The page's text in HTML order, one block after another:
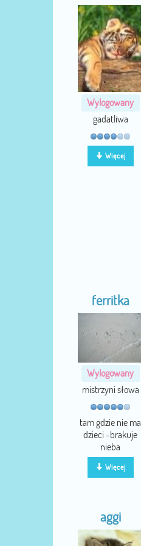
Wylogowany
gadatliwa
Więcej
ferritka
Wylogowany
mistrzyni słowa
tam gdzie nie ma
dzieci -brakuje
nieba
Więcej
aggi